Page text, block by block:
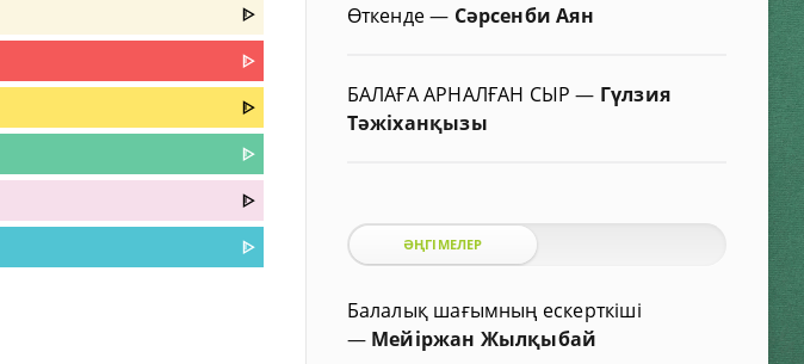
ᐈ
ᐈ
ᐈ
ᐈ
ᐈ
ᐈ
Өткенде— Сәрсенби Аян
БАЛАҒА АРНАЛҒАН СЫР— Гүлзия
Тәжіханқызы
ӘҢГІМЕЛЕР
Балалық шағымның ескерткіші
— Мейіржан Жылқыбай